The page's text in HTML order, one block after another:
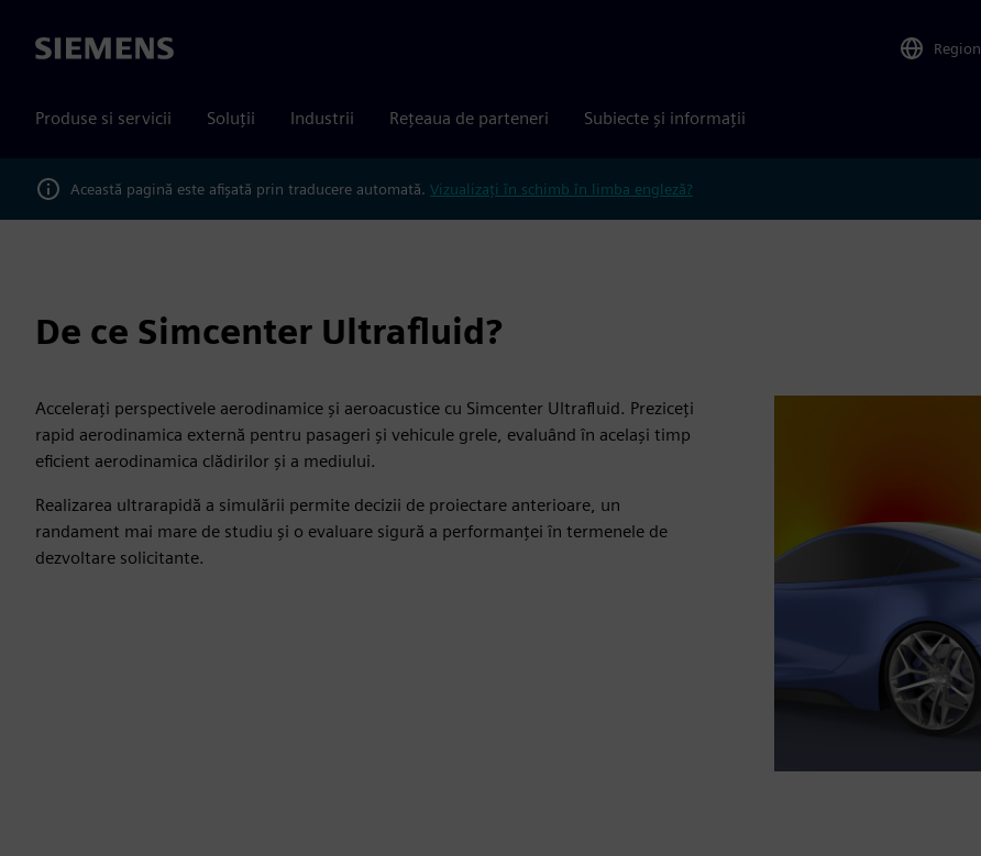
Siemens Region
Produse si servicii Soluții Industrii Rețeaua de parteneri Subiecte și informații
Această pagină este afișată prin traducere automată. Vizualizați în schimb în limba engleză?
De ce Simcenter Ultrafluid?
Accelerați perspectivele aerodinamice și aeroacustice cu Simcenter Ultrafluid. Preziceți
rapid aerodinamica externă pentru pasageri și vehicule grele, evaluând în același timp
eficient aerodinamica clădirilor și a mediului.
Realizarea ultrarapidă a simulării permite decizii de proiectare anterioare, un
randament mai mare de studiu și o evaluare sigură a performanței în termenele de
dezvoltare solicitante.